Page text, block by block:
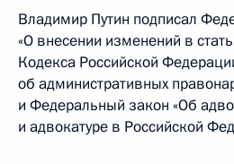
Владимир Путин подписал
«О внесении изменений в
Кодекса Российской
об административных
и Федеральный закон «Об
и адвокатуре в Российской